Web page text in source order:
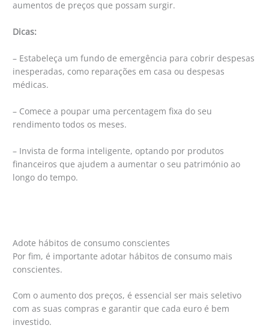
aumentos de preços que possam surgir.
Dicas:
– Estabeleça um fundo de emergência para cobrir despesas
inesperadas, como reparações em casa ou despesas
médicas.
– Comece a poupar uma percentagem fixa do seu
rendimento todos os meses.
– Invista de forma inteligente, optando por produtos
financeiros que ajudem a aumentar o seu património ao
longo do tempo.
Adote hábitos de consumo conscientes
Por fim, é importante adotar hábitos de consumo mais
conscientes.
Com o aumento dos preços, é essencial ser mais seletivo
com as suas compras e garantir que cada euro é bem
investido.